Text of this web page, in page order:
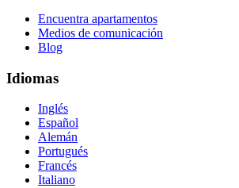
Encuentra apartamentos
Medios de comunicación
Blog
Idiomas
Inglés
Español
Alemán
Portugués
Francés
Italiano